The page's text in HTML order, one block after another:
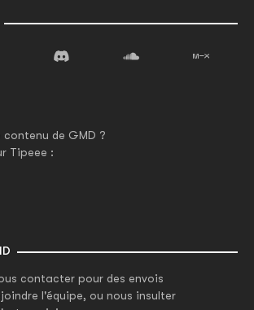
contenu de GMD ?
Tipeee :
contacter pour des envois
l'équipe, ou nous insulter